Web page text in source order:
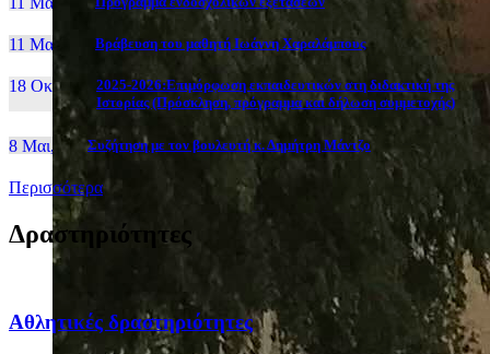
11 Μαι, 26 Βράβευση του μαθητή Ιωάννη Χαραλάμπους
18 Οκτ, 25
2025-2026:Επιμόρφωση εκπαιδευτικών στη διδακτική της
Ιστορίας (Πρόσκληση, πρόγραμμα και δήλωση συμμετοχής)
8 Μαι, 26 Συζήτηση με τον βουλευτή κ. Δημήτρη Μάντζο
Περισσότερα
Δραστηριότητες
Αθλητικές δραστηριότητες